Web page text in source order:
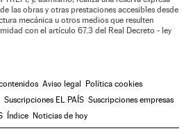
las obras y otras prestaciones accesibles desde
mecánica u otros medios que resulten
con el artículo 67.3 del Real Decreto - ley
Aviso legal
Política cookies
Suscripciones EL PAÍS Suscripciones empresas
Índice Noticias de hoy